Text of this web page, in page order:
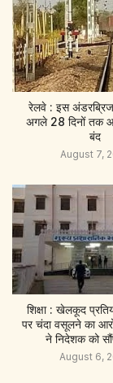
रेलवे : इस
अगले 28 दिनों तक
बंद
August 7,
शिक्षा : खेलकूद
पर चंदा वसूलने का
ने निदेशक को
August 6,